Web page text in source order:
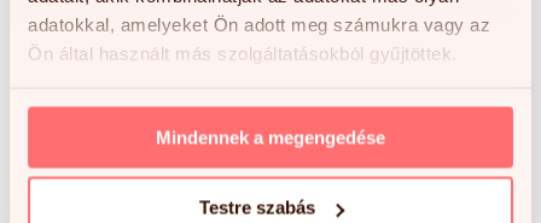
adatokkal, amelyeket Ön adott meg számukra vagy az
Ön által használt más szolgáltatásokból gyűjtöttek.
Mindennek a megengedése
Testre szabás
Uncategorized @hu
Diszlexia fejlesztése: Hatékony kezelési